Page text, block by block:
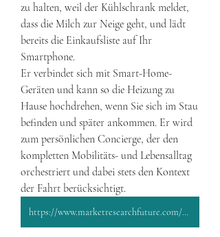
zu halten, weil der Kühlschrank meldet,
dass die Milch zur Neige geht, und lädt
bereits die Einkaufsliste auf Ihr
Smartphone.
Er verbindet sich mit Smart-Home-
Geräten und kann so die Heizung zu
Hause hochdrehen, wenn Sie sich im Stau
befinden und später ankommen. Er wird
zum persönlichen Concierge, der den
kompletten Mobilitäts- und Lebensalltag
orchestriert und dabei stets den Kontext
der Fahrt berücksichtigt.
https://www.marketresearchfuture.com/reports/in-vehicle-ai-robot-market-11048